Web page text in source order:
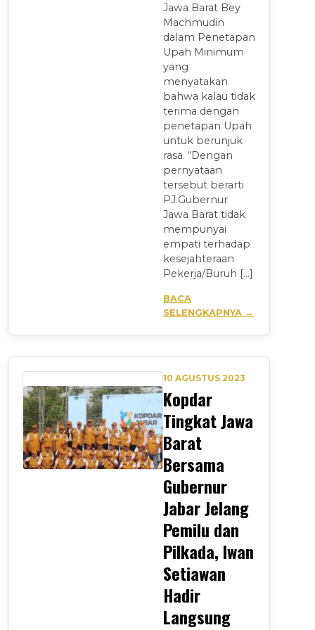
Jawa Barat Bey
Machmudin
dalam Penetapan
Upah Minimum
yang
menyatakan
bahwa kalau tidak
terima dengan
penetapan Upah
untuk berunjuk
rasa. “Dengan
pernyataan
tersebut berarti
PJ.Gubernur
Jawa Barat tidak
mempunyai
empati terhadap
kesejahteraan
Pekerja/Buruh […]
BACA
SELENGKAPNYA →
10 AGUSTUS 2023
Kopdar
Tingkat Jawa
Barat
Bersama
Gubernur
Jabar Jelang
Pemilu dan
Pilkada, Iwan
Setiawan
Hadir
Langsung